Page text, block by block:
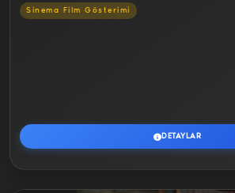
Sinema Film Gösterimi
DETAYLAR